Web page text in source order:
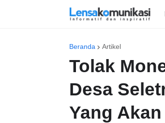
Beranda Artikel
Tolak
Desa
Yang